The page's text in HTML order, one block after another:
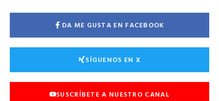
DA ME GUSTA EN FACEBOOK
SÍGUENOS EN X
SUSCRÍBETE A NUESTRO CANAL